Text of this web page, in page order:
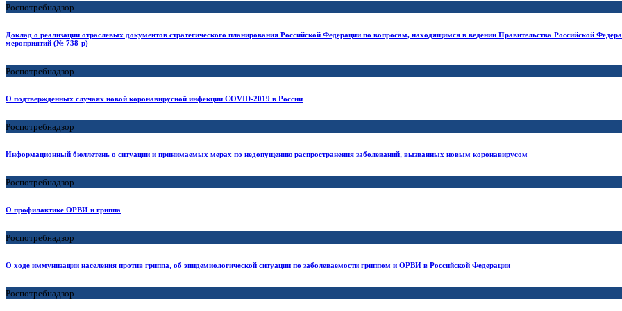
Роспотребнадзор
Доклад о реализации отраслевых документов стратегического планирования Российской Федерации по вопросам, находящимся в ведении Правительства Российской
мероприятий (№ 738-р)
Роспотребнадзор
О подтвержденных случаях новой коронавирусной инфекции COVID-2019 в России
Роспотребнадзор
Информационный бюллетень о ситуации и принимаемых мерах по недопущению распространения заболеваний, вызванных новым коронавирусом
Роспотребнадзор
О профилактике ОРВИ и гриппа
Роспотребнадзор
О ходе иммунизации населения против гриппа, об эпидемиологической ситуации по заболеваемости гриппом и ОРВИ в Российской Федерации
Роспотребнадзор